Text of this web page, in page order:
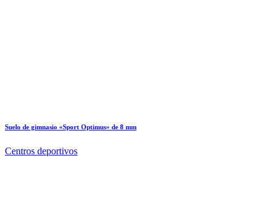
Suelo de gimnasio «Sport Optimus» de 8 mm
Centros deportivos